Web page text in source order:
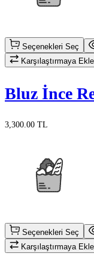
Seçenekleri Seç
Karşılaştırmaya Ekle
Bluz İnce
3,300.00 TL
Seçenekleri Seç
Karşılaştırmaya Ekle